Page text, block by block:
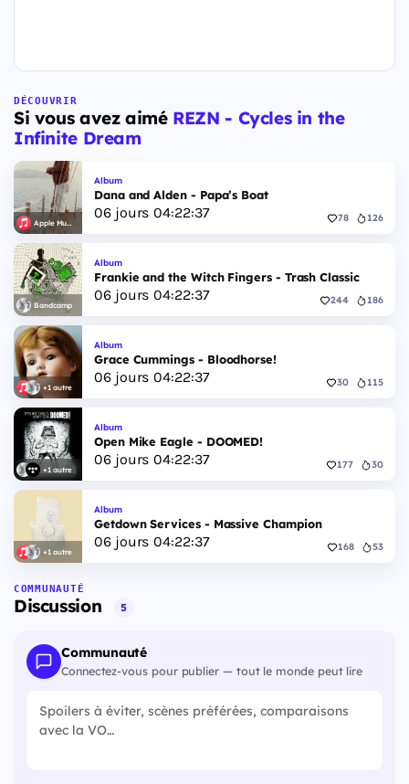
DÉCOUVRIR
Si vous avez aimé REZN - Cycles in the
Infinite Dream
Apple Music
Album
Dana and Alden - Papa’s Boat
06jours 04:22:36 78 126
Bandcamp
Album
Frankie and the Witch Fingers - Trash Classic
06jours 04:22:36 244 186
+1 autre
Album
Grace Cummings - Bloodhorse!
06jours 04:22:36 30 115
+1 autre
Album
Open Mike Eagle - DOOMED!
06jours 04:22:36 177 30
+1 autre
Album
Getdown Services - Massive Champion
06jours 04:22:36 168 53
COMMUNAUTÉ
Discussion 5
Communauté
Connectez-vous pour publier — tout le monde peut lire